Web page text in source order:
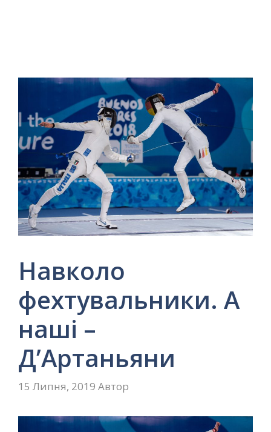
Навколо
фехтувальники. А
наші –
Д’Артаньяни
15 Липня, 2019 Автор